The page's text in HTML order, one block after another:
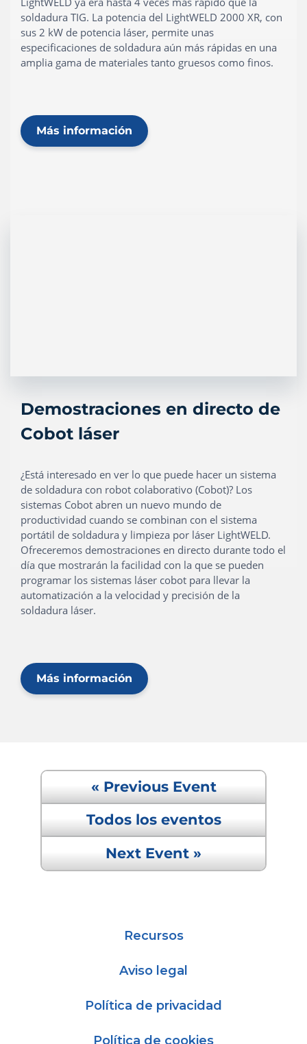
soldadura TIG. La potencia del LightWELD 2000 XR, con
sus 2 kW de potencia láser, permite unas
especificaciones de soldadura aún más rápidas en una
amplia gama de materiales tanto gruesos como finos.
Más información
Demostraciones en directo de
Cobot láser
¿Está interesado en ver lo que puede hacer un sistema
de soldadura con robot colaborativo (Cobot)? Los
sistemas Cobot abren un nuevo mundo de
productividad cuando se combinan con el sistema
portátil de soldadura y limpieza por láser LightWELD.
Ofreceremos demostraciones en directo durante todo el
día que mostrarán la facilidad con la que se pueden
programar los sistemas láser cobot para llevar la
automatización a la velocidad y precisión de la
soldadura láser.
Más información
« Previous Event
Todos los eventos
Next Event »
Recursos
Aviso legal
Política de privacidad
Política de cookies